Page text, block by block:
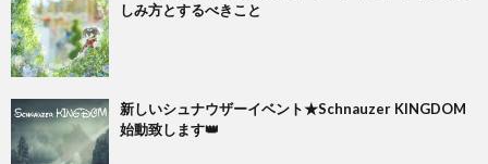
しみ方とするべきこと
新しいシュナウザーイベント★Schnauzer KINGDOM
始動致します👑